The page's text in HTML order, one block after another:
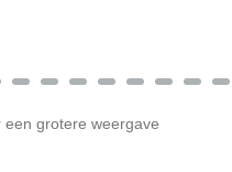
grotere weergave